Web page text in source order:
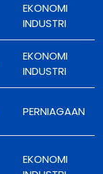
EKONOMI
INDUSTRI
EKONOMI
INDUSTRI
PERNIAGAAN
EKONOMI